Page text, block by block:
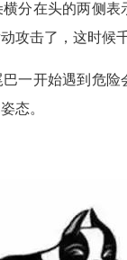
分在头的两侧表
攻击了，这时候
一开始遇到危险
态。